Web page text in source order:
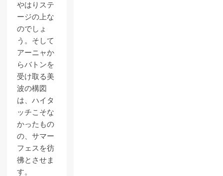
やはりステ
ージの上な
のでしょ
う。そして
アーニャか
らバトンを
受け取る美
波の構図
は、ハイタ
ッチこそな
かったもの
の、サマー
フェスを彷
彿とさせま
す。